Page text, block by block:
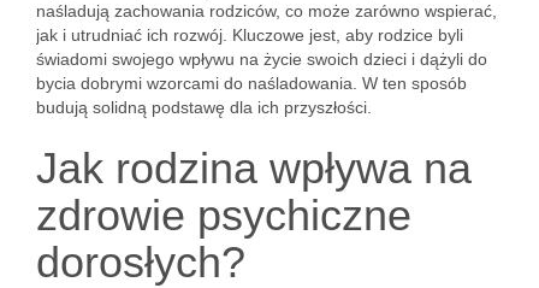
naśladują zachowania rodziców, co może zarówno wspierać,
jak i utrudniać ich rozwój. Kluczowe jest, aby rodzice byli
świadomi swojego wpływu na życie swoich dzieci i dążyli do
bycia dobrymi wzorcami do naśladowania. W ten sposób
budują solidną podstawę dla ich przyszłości.
Jak rodzina wpływa na
zdrowie psychiczne
dorosłych?